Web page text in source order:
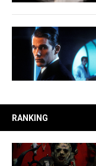
RANKING